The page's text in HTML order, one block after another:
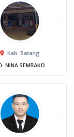
Kab. Batang
NINA SEMBAKO